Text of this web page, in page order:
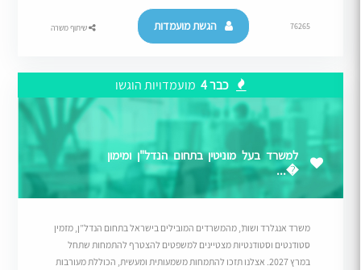
76265 הגשת מועמדות שיתוף משרה
כבר 4 מועמדויות הוגשו
למשרד בעל מוניטין בתחום הנדל"ן ומימון
�...
משרד אנגלרד ושות’, מהמשרדים המובילים בישראל בתחום הנדל”ן, מזמין
סטודנטים וסטודנטיות מצטיינים למשפטים להצטרף להתמחות שתחל
במרץ 2027. אצלנו תזכו להתמחות משמעותית ומעשית, הכוללת מעורבות